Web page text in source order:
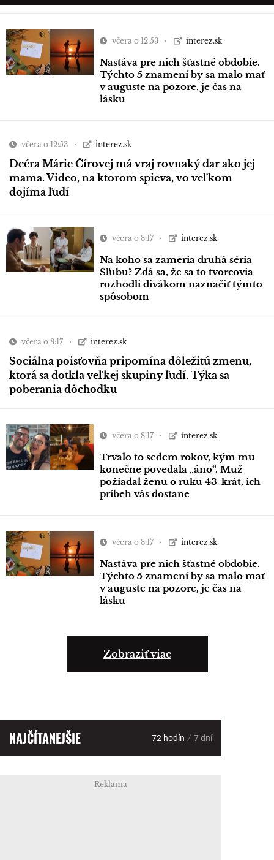
včera o 12:53 interez.sk
Nastáva pre nich šťastné obdobie.
Týchto 5 znamení by sa malo mať
v auguste na pozore, je čas na
lásku
včera o 12:53 interez.sk
Dcéra Márie Čírovej má vraj rovnaký dar ako jej
mama. Video, na ktorom spieva, vo veľkom
dojíma ľudí
včera o 8:17 interez.sk
Na koho sa zameria druhá séria
Sľubu? Zdá sa, že sa to tvorcovia
rozhodli divákom naznačiť týmto
spôsobom
včera o 8:17 interez.sk
Sociálna poisťovňa pripomína dôležitú zmenu,
ktorá sa dotkla veľkej skupiny ľudí. Týka sa
poberania dôchodku
včera o 8:17 interez.sk
Trvalo to sedem rokov, kým mu
konečne povedala „áno“. Muž
požiadal ženu o ruku 43-krát, ich
príbeh vás dostane
včera o 8:17 interez.sk
Nastáva pre nich šťastné obdobie.
Týchto 5 znamení by sa malo mať
v auguste na pozore, je čas na
lásku
Zobraziť viac
NAJČÍTANEJŠIE 72 hodín / 7 dní
Reklama